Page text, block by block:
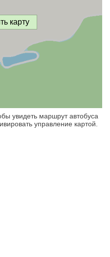
карту
увидеть маршрут автобуса
управление картой.